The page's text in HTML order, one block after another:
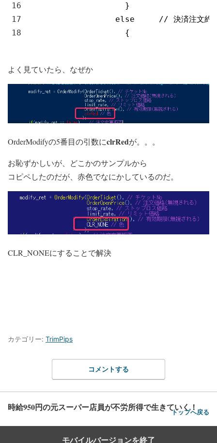
16
17
18
}
else
// 決済注文約
{
よく見ていたら、なぜか
OrderModifyの5番目の引数にclrRedが。。。
お恥ずかしいが、どこかのサンプルから
コピペしたのだが、赤色でなにかしているのだ。
CLR_NONEにすることで解決
カテゴリー: TrimPips
コメントする
時給950円の元スーパー店員が不労所得で生きていく！
トップへ戻る
モバイルバージョンを終了